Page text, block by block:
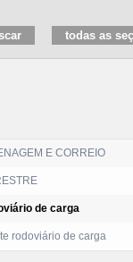
E CORREIO
de carga
rodoviário de carga